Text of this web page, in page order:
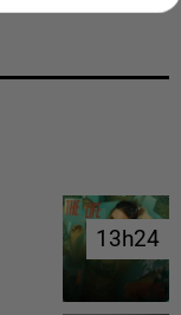
13h24
13h24